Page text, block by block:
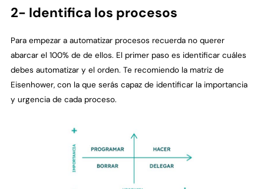
2- Identifica los procesos
Para empezar a automatizar procesos recuerda no querer
abarcar el 100% de de ellos. El primer paso es identificar cuáles
debes automatizar y el orden. Te recomiendo la matriz de
Eisenhower, con la que serás capaz de identificar la importancia
y urgencia de cada proceso.